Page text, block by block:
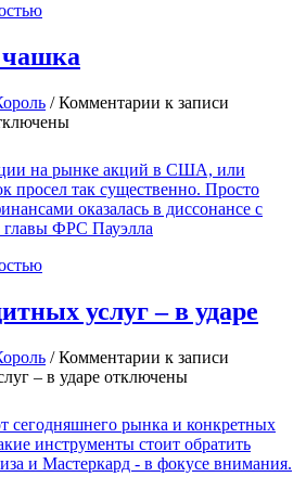
чашка
/Комментарии к записи
на рынке акций в США, или
просел так существенно. Просто
оказалась в диссонансе с
главы ФРС Пауэлла
услуг – в ударе
/Комментарии к записи
– в ударе отключены
сегодняшнего рынка и конкретных
инструменты стоит обратить
и Мастеркард - в фокусе внимания.